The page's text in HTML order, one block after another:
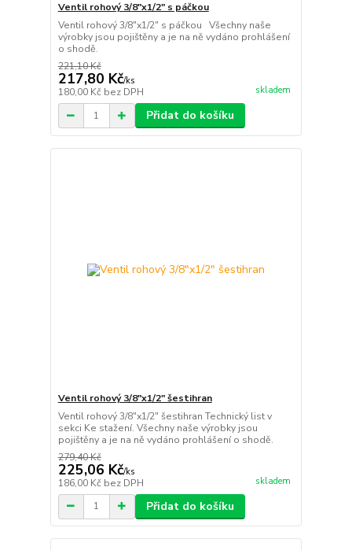
Ventil rohový 3/8"x1/2" s páčkou
Ventil rohový 3/8"x1/2" s páčkou Všechny naše
výrobky jsou pojištěny a je na ně vydáno prohlášení
o shodě.
221,10 Kč
217,80 Kč/ks
180,00 Kč bez DPH skladem
Přidat do košíku
Ventil rohový 3/8"x1/2" šestihran
Ventil rohový 3/8"x1/2" šestihran Technický list v
sekci Ke stažení. Všechny naše výrobky jsou
pojištěny a je na ně vydáno prohlášení o shodě.
279,40 Kč
225,06 Kč/ks
186,00 Kč bez DPH skladem
Přidat do košíku